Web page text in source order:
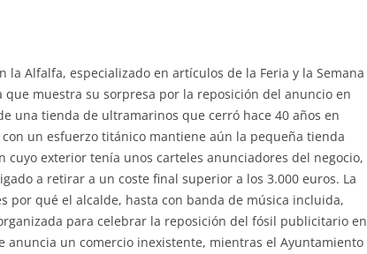
la Alfalfa, especializado en artículos de la Feria y la Semana
que muestra su sorpresa por la reposición del anuncio en
una tienda de ultramarinos que cerró hace 40 años en
un esfuerzo titánico mantiene aún la pequeña tienda
exterior tenía unos carteles anunciadores del negocio,
a retirar a un coste final superior a los 3.000 euros. La
por qué el alcalde, hasta con banda de música incluida,
para celebrar la reposición del fósil publicitario en
anuncia un comercio inexistente, mientras el Ayuntamiento